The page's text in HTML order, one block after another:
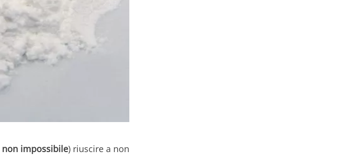
non impossibile) riuscire a non